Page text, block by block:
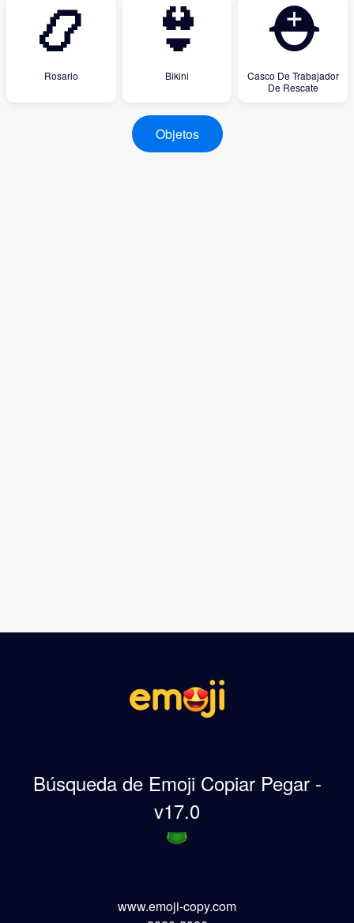
📿
Rosario
👙
Bikini
⛑
Casco De Trabajador
De Rescate
Objetos
Búsqueda de Emoji Copiar Pegar -
v17.0
www.emoji-copy.com